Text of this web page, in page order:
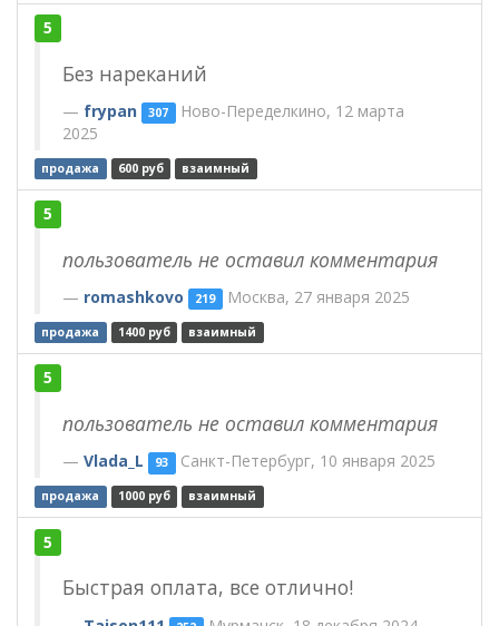
5
Без нареканий
frypan 307 Ново-Переделкино, 12 марта
2025
продажа 600 руб взаимный
5
пользователь не оставил комментария
romashkovo 219 Москва, 27 января 2025
продажа 1400 руб взаимный
5
пользователь не оставил комментария
Vlada_L 93 Санкт-Петербург, 10 января 2025
продажа 1000 руб взаимный
5
Быстрая оплата, все отлично!